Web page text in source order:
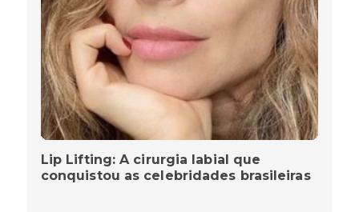
Lip Lifting: A cirurgia labial que
conquistou as celebridades brasileiras